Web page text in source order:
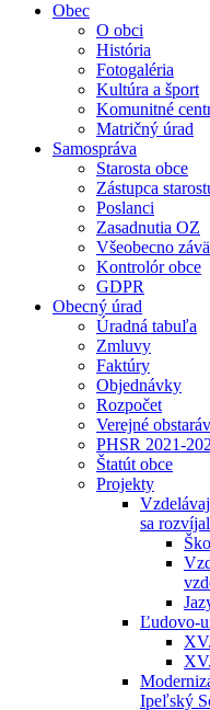
Obec
O obci
História
Fotogaléria
Kultúra a šport
Komunitné
Matričný úrad
Samospráva
Starosta obce
Zástupca
Poslanci
Zasadnutia OZ
Všeobecno
Kontrolór obce
GDPR
Obecný úrad
Úradná tabuľa
Zmluvy
Faktúry
Objednávky
Rozpočet
Verejné
PHSR 2021-
Štatút obce
Projekty
sa
Ľudovo-
Ipeľský